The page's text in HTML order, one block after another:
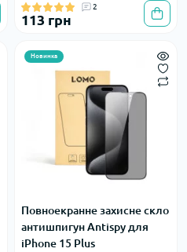
2
113 грн
Новинка
Повноекранне захисне скло
антишпигун Antispy для
iPhone 15 Plus